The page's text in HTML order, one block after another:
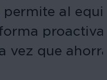
permite al
vez que